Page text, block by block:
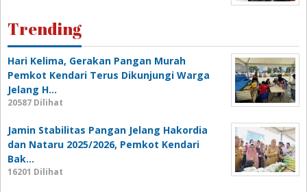
Trending
Hari Kelima, Gerakan Pangan Murah
Pemkot Kendari Terus Dikunjungi Warga
Jelang H…
20587 Dilihat
Jamin Stabilitas Pangan Jelang Hakordia
dan Nataru 2025/2026, Pemkot Kendari
Bak…
16201 Dilihat